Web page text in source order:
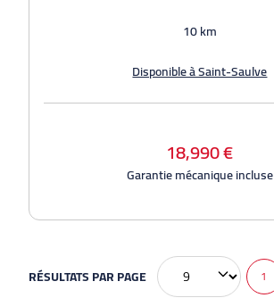
10 km
Disponible à Saint-Saulve
18,990 €
Garantie mécanique incluse
RÉSULTATS PAR PAGE 1